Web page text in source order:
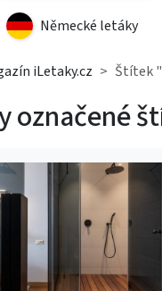
Německé letáky
iLetaky.cz Štítek
označené